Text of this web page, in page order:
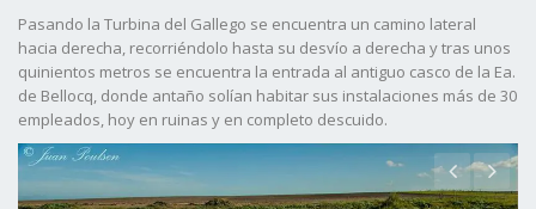
Pasando la Turbina del Gallego se encuentra un camino lateral
hacia derecha, recorriéndolo hasta su desvío a derecha y tras unos
quinientos metros se encuentra la entrada al antiguo casco de la Ea.
de Bellocq, donde antaño solían habitar sus instalaciones más de 30
empleados, hoy en ruinas y en completo descuido.